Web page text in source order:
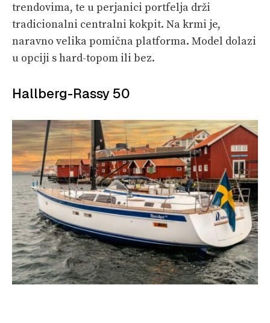
trendovima, te u perjanici portfelja drži
tradicionalni centralni kokpit. Na krmi je,
naravno velika pomična platforma. Model dolazi
u opciji s hard-topom ili bez.
Hallberg-Rassy 50